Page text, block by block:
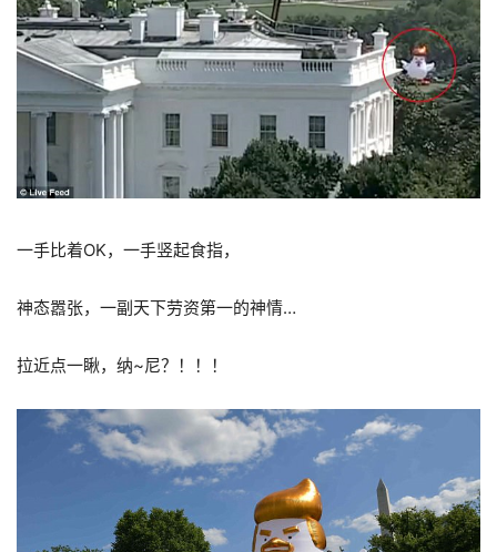
一手比着OK，一手竖起食指，
神态嚣张，一副天下劳资第一的神情…
拉近点一瞅，纳~尼？！！！